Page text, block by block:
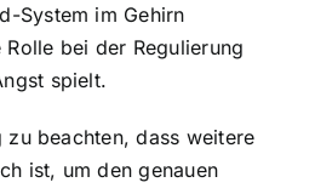
System im Gehirn
Rolle bei der Regulierung
spielt.
beachten, dass weitere
ist, um den genauen